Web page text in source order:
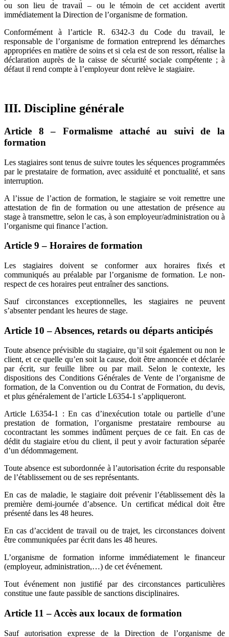
ou son lieu de travail – ou le témoin de cet accident avertit
immédiatement la Direction de l’organisme de formation.
Conformément à l’article R. 6342-3 du Code du travail, le
responsable de l’organisme de formation entreprend les démarches
appropriées en matière de soins et si cela est de son ressort, réalise la
déclaration auprès de la caisse de sécurité sociale compétente ; à
défaut il rend compte à l’employeur dont relève le stagiaire.
III. Discipline générale
Article 8 – Formalisme attaché au suivi de la
formation
Les stagiaires sont tenus de suivre toutes les séquences programmées
par le prestataire de formation, avec assiduité et ponctualité, et sans
interruption.
A l’issue de l’action de formation, le stagiaire se voit remettre une
attestation de fin de formation ou une attestation de présence au
stage à transmettre, selon le cas, à son employeur/administration ou à
l’organisme qui finance l’action.
Article 9 – Horaires de formation
Les stagiaires doivent se conformer aux horaires fixés et
communiqués au préalable par l’organisme de formation. Le non-
respect de ces horaires peut entraîner des sanctions.
Sauf circonstances exceptionnelles, les stagiaires ne peuvent
s’absenter pendant les heures de stage.
Article 10 – Absences, retards ou départs anticipés
Toute absence prévisible du stagiaire, qu’il soit également ou non le
client, et ce quelle qu’en soit la cause, doit être annoncée et déclarée
par écrit, sur feuille libre ou par mail. Selon le contexte, les
dispositions des Conditions Générales de Vente de l’organisme de
formation, de la Convention ou du Contrat de Formation, du devis,
et plus généralement de l’article L6354-1 s’appliqueront.
Article L6354-1 : En cas d’inexécution totale ou partielle d’une
prestation de formation, l’organisme prestataire rembourse au
cocontractant les sommes indûment perçues de ce fait. En cas de
dédit du stagiaire et/ou du client, il peut y avoir facturation séparée
d’un dédommagement.
Toute absence est subordonnée à l’autorisation écrite du responsable
de l’établissement ou de ses représentants.
En cas de maladie, le stagiaire doit prévenir l’établissement dès la
première demi-journée d’absence. Un certificat médical doit être
présenté dans les 48 heures.
En cas d’accident de travail ou de trajet, les circonstances doivent
être communiquées par écrit dans les 48 heures.
L’organisme de formation informe immédiatement le financeur
(employeur, administration,…) de cet événement.
Tout événement non justifié par des circonstances particulières
constitue une faute passible de sanctions disciplinaires.
Article 11 – Accès aux locaux de formation
Sauf autorisation expresse de la Direction de l’organisme de